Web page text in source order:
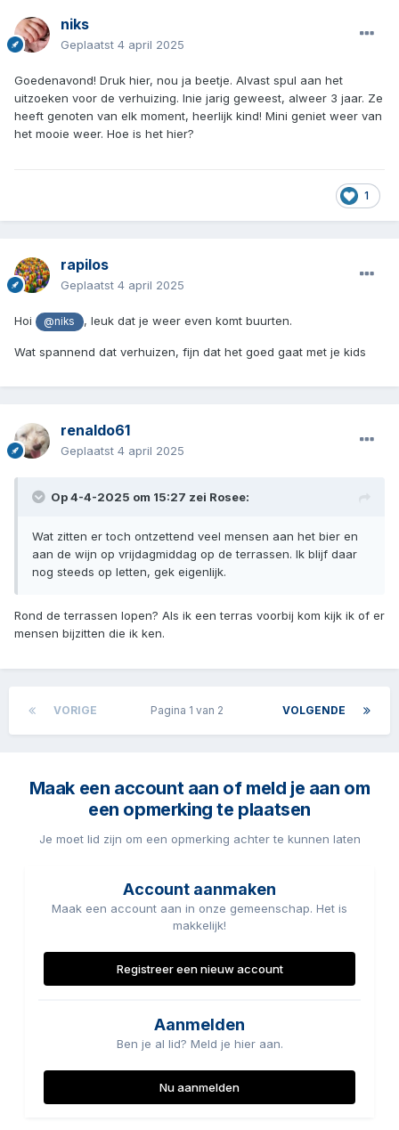
niks
Geplaatst 4 april 2025
Goedenavond! Druk hier, nou ja beetje. Alvast spul aan het
uitzoeken voor de verhuizing. Inie jarig geweest, alweer 3 jaar. Ze
heeft genoten van elk moment, heerlijk kind! Mini geniet weer van
het mooie weer. Hoe is het hier?
1
rapilos
Geplaatst 4 april 2025
Hoi @niks , leuk dat je weer even komt buurten.
Wat spannend dat verhuizen, fijn dat het goed gaat met je kids
renaldo61
Geplaatst 4 april 2025
Op 4-4-2025 om 15:27 zei Rosee:
Wat zitten er toch ontzettend veel mensen aan het bier en
aan de wijn op vrijdagmiddag op de terrassen. Ik blijf daar
nog steeds op letten, gek eigenlijk.
Rond de terrassen lopen? Als ik een terras voorbij kom kijk ik of er
mensen bijzitten die ik ken.
VORIGE VOLGENDE
Pagina 1 van 2
Maak een account aan of meld je aan om
een opmerking te plaatsen
Je moet lid zijn om een opmerking achter te kunnen laten
Account aanmaken
Maak een account aan in onze gemeenschap. Het is
makkelijk!
Registreer een nieuw account
Aanmelden
Ben je al lid? Meld je hier aan.
Nu aanmelden